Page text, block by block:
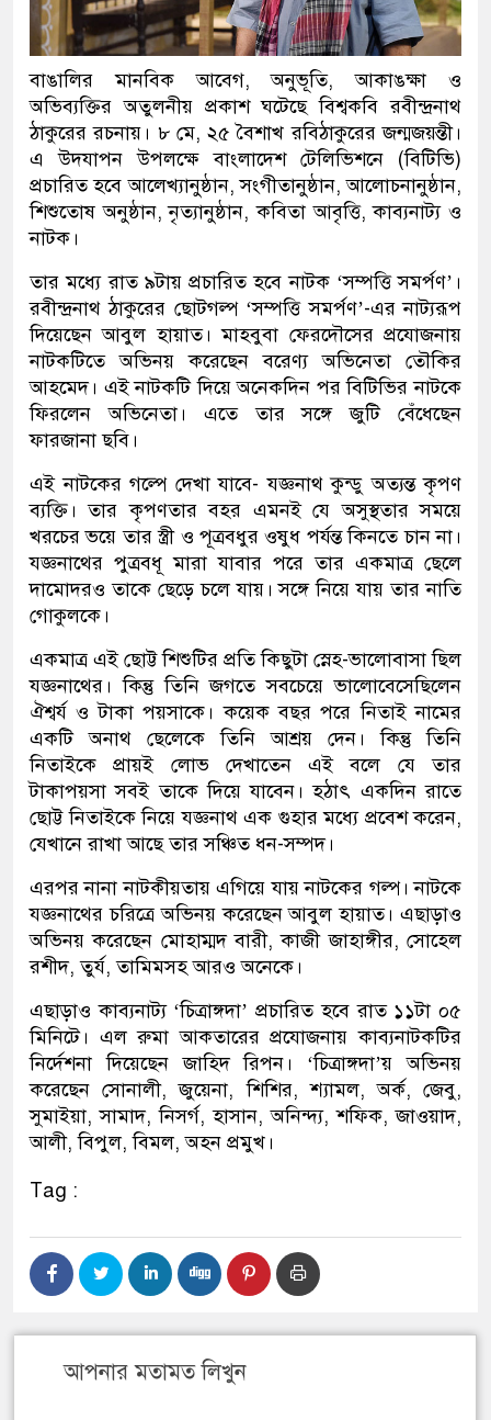
বাঙালির মানবিক আবেগ, অনুভূতি, আকাঙক্ষা ও
অভিব্যক্তির অতুলনীয় প্রকাশ ঘটেছে বিশ্বকবি রবীন্দ্রনাথ
ঠাকুরের রচনায়। ৮ মে, ২৫ বৈশাখ রবিঠাকুরের জন্মজয়ন্তী।
এ উদযাপন উপলক্ষে বাংলাদেশ টেলিভিশনে (বিটিভি)
প্রচারিত হবে আলেখ্যানুষ্ঠান, সংগীতানুষ্ঠান, আলোচনানুষ্ঠান,
শিশুতোষ অনুষ্ঠান, নৃত্যানুষ্ঠান, কবিতা আবৃত্তি, কাব্যনাট্য ও
নাটক।
তার মধ্যে রাত ৯টায় প্রচারিত হবে নাটক ‘সম্পত্তি সমর্পণ’।
রবীন্দ্রনাথ ঠাকুরের ছোটগল্প ‘সম্পত্তি সমর্পণ’-এর নাট্যরূপ
দিয়েছেন আবুল হায়াত। মাহবুবা ফেরদৌসের প্রযোজনায়
নাটকটিতে অভিনয় করেছেন বরেণ্য অভিনেতা তৌকির
আহমেদ। এই নাটকটি দিয়ে অনেকদিন পর বিটিভির নাটকে
ফিরলেন অভিনেতা। এতে তার সঙ্গে জুটি বেঁধেছেন
ফারজানা ছবি।
এই নাটকের গল্পে দেখা যাবে- যজ্ঞনাথ কুন্ডু অত্যন্ত কৃপণ
ব্যক্তি। তার কৃপণতার বহর এমনই যে অসুস্থতার সময়ে
খরচের ভয়ে তার স্ত্রী ও পূত্রবধুর ওষুধ পর্যন্ত কিনতে চান না।
যজ্ঞনাথের পুত্রবধূ মারা যাবার পরে তার একমাত্র ছেলে
দামোদরও তাকে ছেড়ে চলে যায়। সঙ্গে নিয়ে যায় তার নাতি
গোকুলকে।
একমাত্র এই ছোট্ট শিশুটির প্রতি কিছুটা স্নেহ-ভালোবাসা ছিল
যজ্ঞনাথের। কিন্তু তিনি জগতে সবচেয়ে ভালোবেসেছিলেন
ঐশ্বর্য ও টাকা পয়সাকে। কয়েক বছর পরে নিতাই নামের
একটি অনাথ ছেলেকে তিনি আশ্রয় দেন। কিন্তু তিনি
নিতাইকে প্রায়ই লোভ দেখাতেন এই বলে যে তার
টাকাপয়সা সবই তাকে দিয়ে যাবেন। হঠাৎ একদিন রাতে
ছোট্ট নিতাইকে নিয়ে যজ্ঞনাথ এক গুহার মধ্যে প্রবেশ করেন,
যেখানে রাখা আছে তার সঞ্চিত ধন-সম্পদ।
এরপর নানা নাটকীয়তায় এগিয়ে যায় নাটকের গল্প। নাটকে
যজ্ঞনাথের চরিত্রে অভিনয় করেছেন আবুল হায়াত। এছাড়াও
অভিনয় করেছেন মোহাম্মদ বারী, কাজী জাহাঙ্গীর, সোহেল
রশীদ, তুর্য, তামিমসহ আরও অনেকে।
এছাড়াও কাব্যনাট্য ‘চিত্রাঙ্গদা’ প্রচারিত হবে রাত ১১টা ০৫
মিনিটে। এল রুমা আকতারের প্রযোজনায় কাব্যনাটকটির
নির্দেশনা দিয়েছেন জাহিদ রিপন। ‘চিত্রাঙ্গদা’য় অভিনয়
করেছেন সোনালী, জুয়েনা, শিশির, শ্যামল, অর্ক, জেবু,
সুমাইয়া, সামাদ, নিসর্গ, হাসান, অনিন্দ্য, শফিক, জাওয়াদ,
আলী, বিপুল, বিমল, অহন প্রমুখ।
Tag :
আপনার মতামত লিখুন